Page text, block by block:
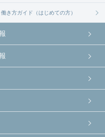
働き方ガイド（はじめての方）